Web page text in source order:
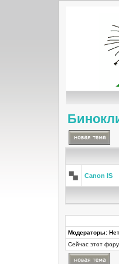
Canon IS
Модераторы: Нет
Сейчас этот